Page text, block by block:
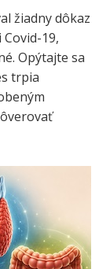
žiadny dôkaz
19,
Opýtajte sa
trpia